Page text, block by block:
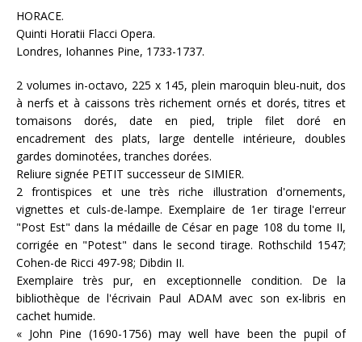
HORACE.
Quinti Horatii Flacci Opera.
Londres, Iohannes Pine, 1733-1737.
2 volumes in-octavo, 225 x 145, plein maroquin bleu-nuit, dos
à nerfs et à caissons très richement ornés et dorés, titres et
tomaisons dorés, date en pied, triple filet doré en
encadrement des plats, large dentelle intérieure, doubles
gardes dominotées, tranches dorées.
Reliure signée PETIT successeur de SIMIER.
2 frontispices et une très riche illustration d'ornements,
vignettes et culs-de-lampe. Exemplaire de 1er tirage l'erreur
"Post Est" dans la médaille de César en page 108 du tome II,
corrigée en "Potest" dans le second tirage. Rothschild 1547;
Cohen-de Ricci 497-98; Dibdin II.
Exemplaire très pur, en exceptionnelle condition. De la
bibliothèque de l'écrivain Paul ADAM avec son ex-libris en
cachet humide.
« John Pine (1690-1756) may well have been the pupil of